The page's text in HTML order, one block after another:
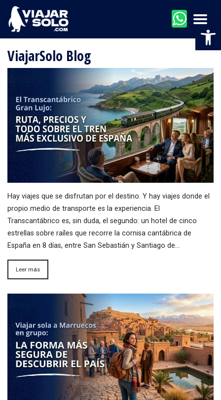
ViajarSolo Blog
Hay viajes que se disfrutan por el destino. Y hay viajes donde el
propio medio de transporte es la experiencia. El
Transcantábrico es, sin duda, el segundo: un hotel de cinco
estrellas sobre raíles que recorre la cornisa cantábrica de
España en 8 días, entre San Sebastián y Santiago de…
Leer más